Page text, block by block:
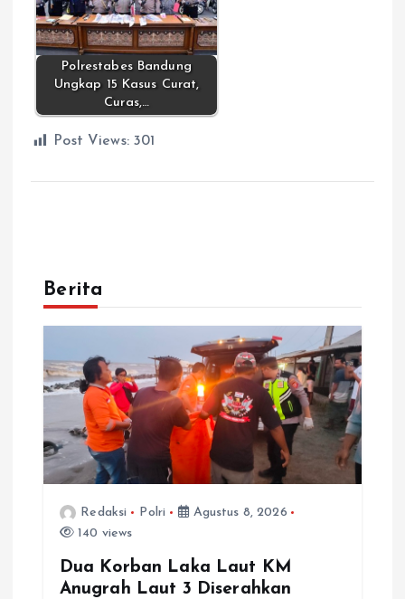
Polrestabes Bandung
Ungkap 15 Kasus Curat,
Curas,…
Post Views: 301
Berita
Redaksi Polri
Agustus 8, 2026
140 views
Dua Korban Laka Laut KM
Anugrah Laut 3 Diserahkan